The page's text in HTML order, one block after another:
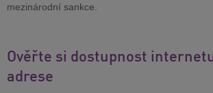
mezinárodní sankce.
Ověřte si dostupnost
adrese